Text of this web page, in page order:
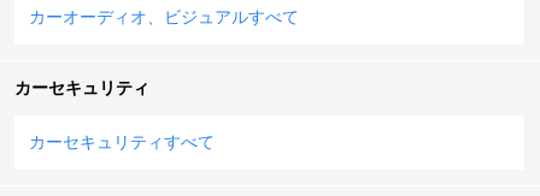
カーオーディオ、ビジュアルすべて
カーセキュリティ
カーセキュリティすべて